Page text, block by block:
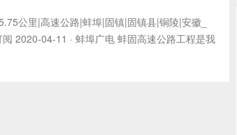
公里|高速公路|蚌埠|固镇|固镇县|铜陵|安徽_
2020-04-11 · 蚌埠广电 蚌固高速公路工程是我